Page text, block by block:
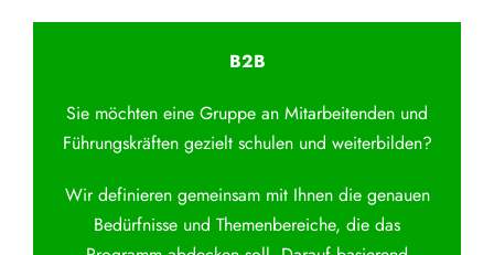
B2B
Sie möchten eine Gruppe an Mitarbeitenden und
Führungskräften gezielt schulen und weiterbilden?
Wir definieren gemeinsam mit Ihnen die genauen
Bedürfnisse und Themenbereiche, die das